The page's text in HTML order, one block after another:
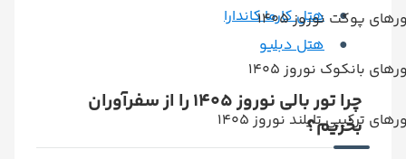
پوکت نوروز 1405
بانکوک نوروز 1405
ترکیبی تایلند نوروز 1405
هتل کارما کاندارا
هتل دبلیو
چرا تور بالی نوروز 1405 را از سفرآوران
بخریم؟